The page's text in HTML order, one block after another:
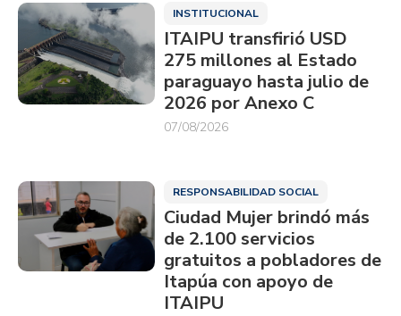
INSTITUCIONAL
ITAIPU transfirió USD
275 millones al Estado
paraguayo hasta julio de
2026 por Anexo C
07/08/2026
RESPONSABILIDAD SOCIAL
Ciudad Mujer brindó más
de 2.100 servicios
gratuitos a pobladores de
Itapúa con apoyo de
ITAIPU